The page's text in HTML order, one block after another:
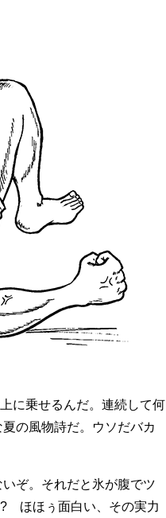
に乗せるんだ。連続して何
の風物詩だ。ウソだバカ
ぞ。それだと氷が腹でツ
? ほほぅ面白い、その実力